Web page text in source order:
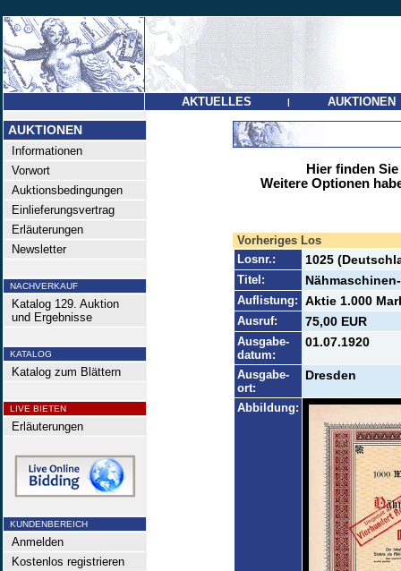
AKTUELLES | AUKTIONEN
AUKTIONEN
Informationen
Vorwort
Auktionsbedingungen
Einlieferungsvertrag
Erläuterungen
Newsletter
NACHVERKAUF
Katalog 129. Auktion
und Ergebnisse
KATALOG
Katalog zum Blättern
LIVE BIETEN
Erläuterungen
KUNDENBEREICH
Anmelden
Kostenlos registrieren
Hier finden
Weitere Optionen
Vorheriges Los
Losnr.:
1025
Titel:
Auflistung: Aktie 1.000
Ausruf: 75,00 EUR
Ausgabe-
datum:
01.07.1920
Ausgabe-
ort:
Dresden
Abbildung: